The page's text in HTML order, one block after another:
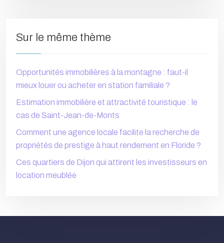
Sur le même thème
Opportunités immobilières à la montagne : faut-il
mieux louer ou acheter en station familiale ?
Estimation immobilière et attractivité touristique : le
cas de Saint-Jean-de-Monts
Comment une agence locale facilite la recherche de
propriétés de prestige à haut rendement en Floride ?
Ces quartiers de Dijon qui attirent les investisseurs en
location meublée